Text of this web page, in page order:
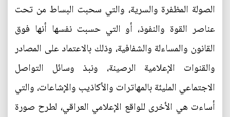
الصولة المظفرة والسرية، والتي سحبت البساط من تحت
عناصر القوة والنفوذ، أو التي حسبت نفسها أنها فوق
القانون والمساءلة والشفافية، وذلك بالاعتماد على المصادر
والقنوات الإعلامية الرصينة، ونبذ وسائل التواصل
الاجتماعي المليئة بالمهاترات والأكاذيب والإشاعات، والتي
أساءت هي الأخرى للواقع الإعلامي العراقي، لطرح صورة